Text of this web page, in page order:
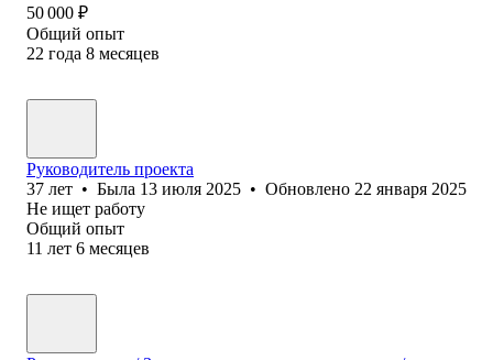
50 000 ₽
Общий опыт
22 года 8 месяцев
Руководитель проекта
37 лет • Была 13 июля 2025 • Обновлено 22 января 2025
Не ищет работу
Общий опыт
11 лет 6 месяцев